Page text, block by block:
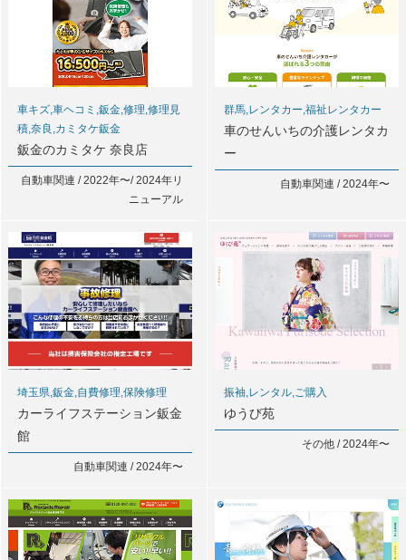
車キズ,車ヘコミ,鈑金,修理,修理見
積,奈良,カミタケ鈑金
鈑金のカミタケ 奈良店
自動車関連 / 2022年〜/ 2024年リ
ニューアル
群馬,レンタカー,福祉レンタカー
車のせんいちの介護レンタカ
ー
自動車関連 / 2024年〜
埼玉県,鈑金,自費修理,保険修理
カーライフステーション鈑金
館
自動車関連 / 2024年〜
振袖,レンタル,ご購入
ゆうび苑
その他 / 2024年〜